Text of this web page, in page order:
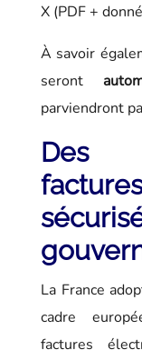
X (PDF +
À savoir
seront
parviendront
Des
La France
cadre
factures